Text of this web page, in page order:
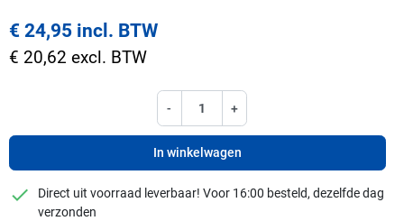
€ 24,95 incl. BTW
€ 20,62 excl. BTW
- +
In winkelwagen
checkmark
Direct uit voorraad leverbaar! Voor 16:00 besteld, dezelfde dag
verzonden